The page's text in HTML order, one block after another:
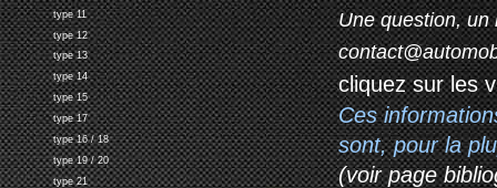
type 11
type 12
type 13
type 14
type 15
type 17
type 16 / 18
type 19 / 20
type 21
Une question, un
cliquez sur les
Ces
sont, pour la
(voir page